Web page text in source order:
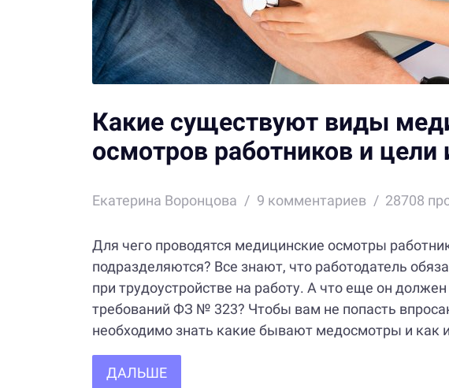
Какие существуют виды
осмотров работников и цели
Екатерина Воронцова 9 комментариев 28708
Для чего проводятся медицинские осмотры
подразделяются? Все знают, что работодатель
при трудоустройстве на работу. А что еще он
требований ФЗ № 323? Чтобы вам не попасть
необходимо знать какие бывают медосмотры и как
ДАЛЬШЕ